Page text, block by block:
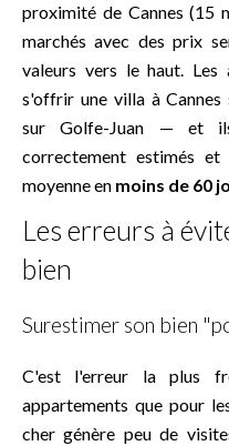
proximité de Cannes (15
marchés avec des prix
valeurs vers le haut. Les
s'offrir une villa à Cannes
sur Golfe-Juan — et
correctement estimés
moyenne en moins de 60
Les erreurs à
bien
Surestimer son bien
C'est l'erreur la plus
appartements que pour
cher génère peu de